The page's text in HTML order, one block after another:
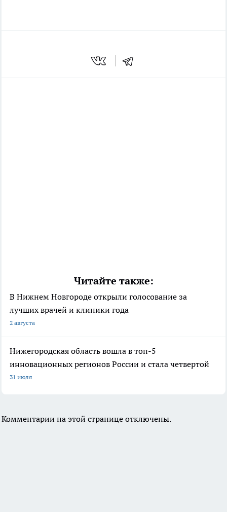
Читайте также:
В Нижнем Новгороде открыли голосование за
лучших врачей и клиники года
2 августа
Нижегородская область вошла в топ-5
инновационных регионов России и стала четвертой
31 июля
Комментарии на этой странице отключены.